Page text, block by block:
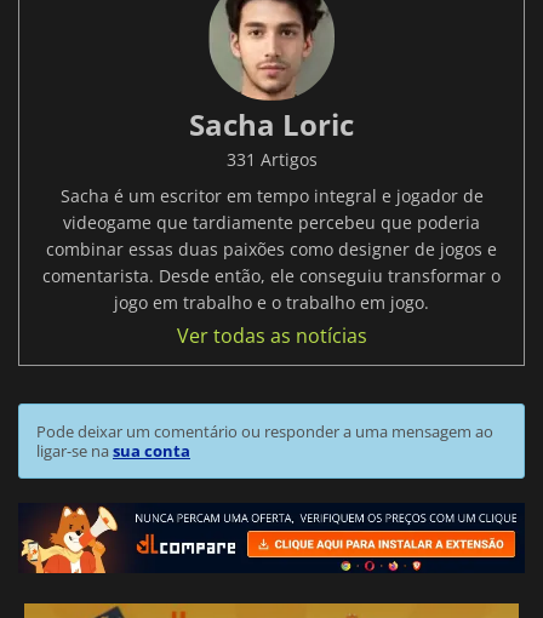
Sacha Loric
331 Artigos
Sacha é um escritor em tempo integral e jogador de
videogame que tardiamente percebeu que poderia
combinar essas duas paixões como designer de jogos e
comentarista. Desde então, ele conseguiu transformar o
jogo em trabalho e o trabalho em jogo.
Ver todas as notícias
Pode deixar um comentário ou responder a uma mensagem ao
ligar-se nasua conta